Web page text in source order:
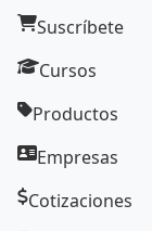
Suscríbete
Cursos
Productos
Empresas
Cotizaciones